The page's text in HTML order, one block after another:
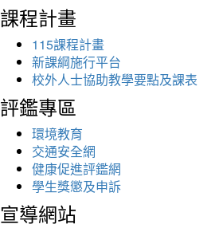
課程計畫
115課程計畫
新課綱施行平台
校外人士協助教學要點及課表
評鑑專區
環境教育
交通安全網
健康促進評鑑網
學生獎懲及申訴
宣導網站